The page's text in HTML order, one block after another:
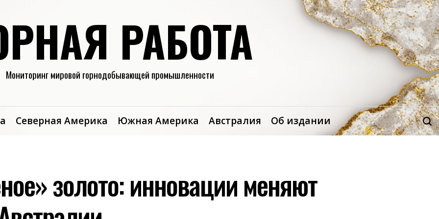
РАБОТА
Мониторинг мировой горнодобывающей промышленности
Северная Америка Южная Америка Австралия Об издании
золото: инновации меняют